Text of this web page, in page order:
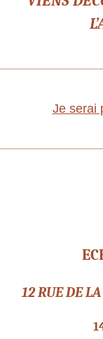
Je serai
12 RUE DE